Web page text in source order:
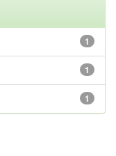
1
1
1